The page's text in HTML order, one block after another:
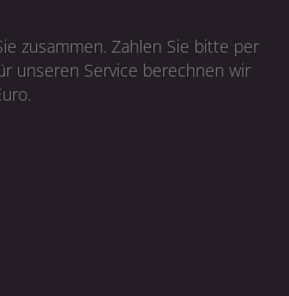
zusammen. Zahlen Sie bitte per
unseren Service berechnen wir